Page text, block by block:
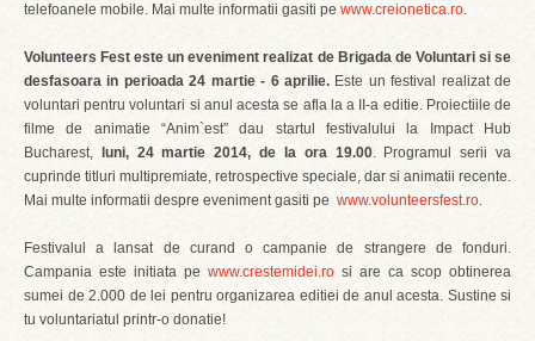
telefoanele mobile. Mai multe informatii gasiti pe www.creionetica.ro.
Volunteers Fest este un eveniment realizat de Brigada de Voluntari si se
desfasoara in perioada 24 martie - 6 aprilie.Este un festival realizat de
voluntari pentru voluntari si anul acesta se afla la a II-a editie. Proiectiile de
filme de animatie “Anim`est” dau startul festivalului la Impact Hub
Bucharest,
luni, 24 martie 2014, de la ora 19.00. Programul serii va
cuprinde titluri multipremiate, retrospective speciale, dar si animatii recente.
Mai multe informatii despre eveniment gasiti pe www.volunteersfest.ro.
Festivalul a lansat de curand o campanie de strangere de fonduri.
Campania este initiata pe www.crestemidei.ro si are ca scop obtinerea
sumei de 2.000 de lei pentru organizarea editiei de anul acesta. Sustine si
tu voluntariatul printr-o donatie!